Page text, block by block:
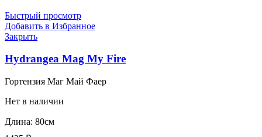
Быстрый просмотр
Добавить в Избранное
Закрыть
Hydrangea Mag My Fire
Гортензия Маг Май Фаер
Нет в наличии
Длина: 80см